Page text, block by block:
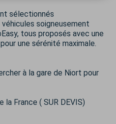
sélectionnés
soigneusement
tous proposés avec une
une sérénité maximale.
à la gare de Niort pour
la France ( SUR DEVIS)